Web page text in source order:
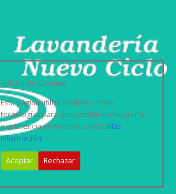
Política de Cookies
Esta página utiliza cookies y otras
tecnologías para que podamos mejorar su
experiencia en nuestros sitios: Más
información.
Aceptar Rechazar